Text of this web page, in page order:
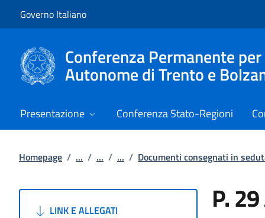
Governo Italiano
Conferenza Permanente
Autonome di Trento e
Presentazione Conferenza Stato-Regioni
Homepage / ... / ... / ... / Documenti consegnati in
LINK E ALLEGATI P.